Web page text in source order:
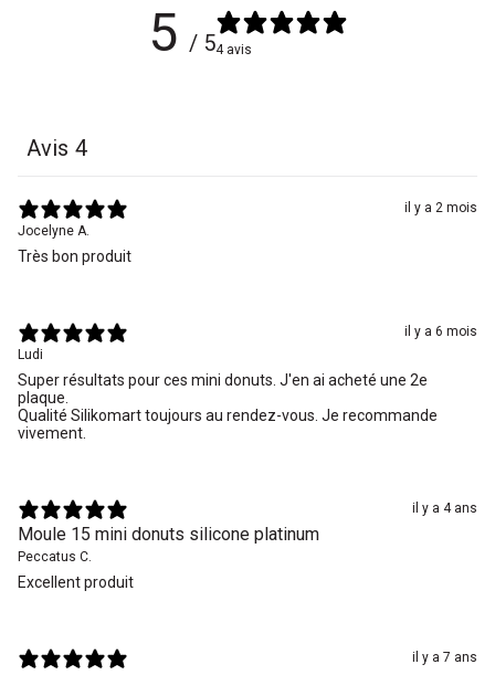
5 / 54 avis
Avis 4
il y a 2 mois
Jocelyne A.
Très bon produit
il y a 6 mois
Ludi
Super résultats pour ces mini donuts. J'en ai acheté une 2e
plaque.
Qualité Silikomart toujours au rendez-vous. Je recommande
vivement.
il y a 4 ans
Moule 15 mini donuts silicone platinum
Peccatus C.
Excellent produit
il y a 7 ans